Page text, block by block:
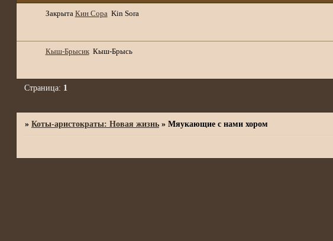
Закрыта Кин Сора Kin Sora
Кыш-Брысик Кыш-Брысь
Страница: 1
» Коты-аристократы: Новая жизнь » Мяукающие с нами хором